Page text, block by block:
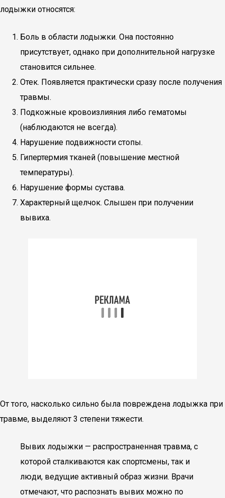
лодыжки относятся:
Боль в области лодыжки. Она постоянно
присутствует, однако при дополнительной нагрузке
становится сильнее.
Отек. Появляется практически сразу после получения
травмы.
Подкожные кровоизлияния либо гематомы
(наблюдаются не всегда).
Нарушение подвижности стопы.
Гипертермия тканей (повышение местной
температуры).
Нарушение формы сустава.
Характерный щелчок. Слышен при получении
вывиха.
От того, насколько сильно была повреждена лодыжка при
травме, выделяют 3 степени тяжести.
Вывих лодыжки — распространенная травма, с
которой сталкиваются как спортсмены, так и
люди, ведущие активный образ жизни. Врачи
отмечают, что распознать вывих можно по